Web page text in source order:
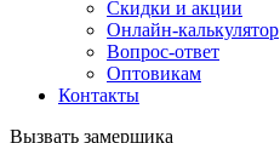
Скидки и акции
Онлайн-калькулятор
Вопрос-ответ
Оптовикам
Контакты
Вызвать замерщика